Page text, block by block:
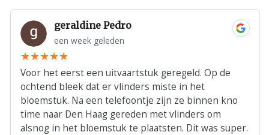
geraldine Pedro
een week geleden
Voor het eerst een uitvaartstuk geregeld. Op de
ochtend bleek dat er vlinders miste in het
bloemstuk. Na een telefoontje zijn ze binnen kno
time naar Den Haag gereden met vlinders om
alsnog in het bloemstuk te plaatsten. Dit was super.